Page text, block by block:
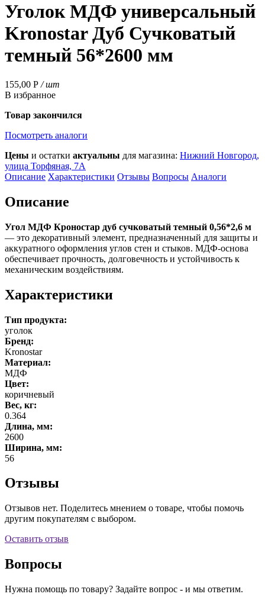
Уголок МДФ универсальный
Kronostar Дуб Сучковатый
темный 56*2600 мм
155,00 Р / шт
В избранное
Товар закончился
Посмотреть аналоги
Цены и остатки актуальны для магазина: Нижний Новгород,
улица Торфяная, 7А
Описание Характеристики Отзывы Вопросы Аналоги
Описание
Угол МДФ Кроностар дуб сучковатый темный 0,56*2,6 м
— это декоративный элемент, предназначенный для защиты и
аккуратного оформления углов стен и стыков. МДФ-основа
обеспечивает прочность, долговечность и устойчивость к
механическим воздействиям.
Характеристики
Тип продукта:
уголок
Бренд:
Kronostar
Материал:
МДФ
Цвет:
коричневый
Вес, кг:
0.364
Длина, мм:
2600
Ширина, мм:
56
Отзывы
Отзывов нет. Поделитесь мнением о товаре, чтобы помочь
другим покупателям с выбором.
Оставить отзыв
Вопросы
Нужна помощь по товару? Задайте вопрос - и мы ответим.